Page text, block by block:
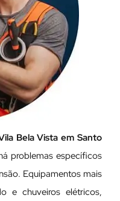
Bela Vista em Santo
problemas específicos
Equipamentos mais
e chuveiros elétricos,